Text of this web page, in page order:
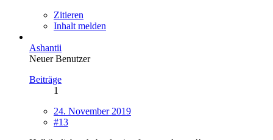
Zitieren
Inhalt melden
Ashantii
Neuer Benutzer
Beiträge
1
24. November 2019
#13